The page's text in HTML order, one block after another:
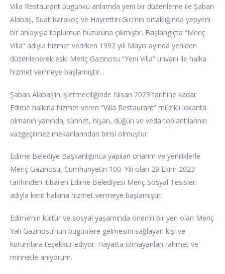
Villa Restaurant bugünkü anlamda yeni bir düzenleme ile Şaban
Alabaş, Suat Karakoç ve Hayrettin Gıcı’nın ortaklığında yepyeni
bir anlayışla toplumun huzuruna çıkmıştır. Başlangıçta “Meriç
Villa” adıyla hizmet verirken 1992 yılı Mayıs ayında yeniden
düzenlenerek eski Meriç Gazinosu “Yeni Villa” unvanı ile halka
hizmet vermeye başlamıştır. .
Şaban Alabaş’ın işletmeciliğinde Nisan 2023 tarihine kadar
Edirne halkına hizmet veren “Villa Restaurant” müzikli lokanta
olmanın yanında; sünnet, nişan, düğün ve veda toplantılarının
vazgeçilmez mekanlarından birisi olmuştur.
Edirne Belediye Başkanlığınca yapılan onarım ve yeniliklerle
Meriç Gazinosu, Cumhuriyetin 100. Yılı olan 29 Ekim 2023
tarihinden itibaren Edirne Belediyesi Meriç Sosyal Tesisleri
adıyla kent halkına hizmet vermeye başlamıştır.
Edirne’nin kültür ve sosyal yaşamında önemli bir yeri olan Meriç
Yalı Gazinosu’nun bugünlere gelmesini sağlayan kişi ve
kurumlara teşekkür ediyor. Hayatta olmayanları rahmet ve
minnetle anıyorum.